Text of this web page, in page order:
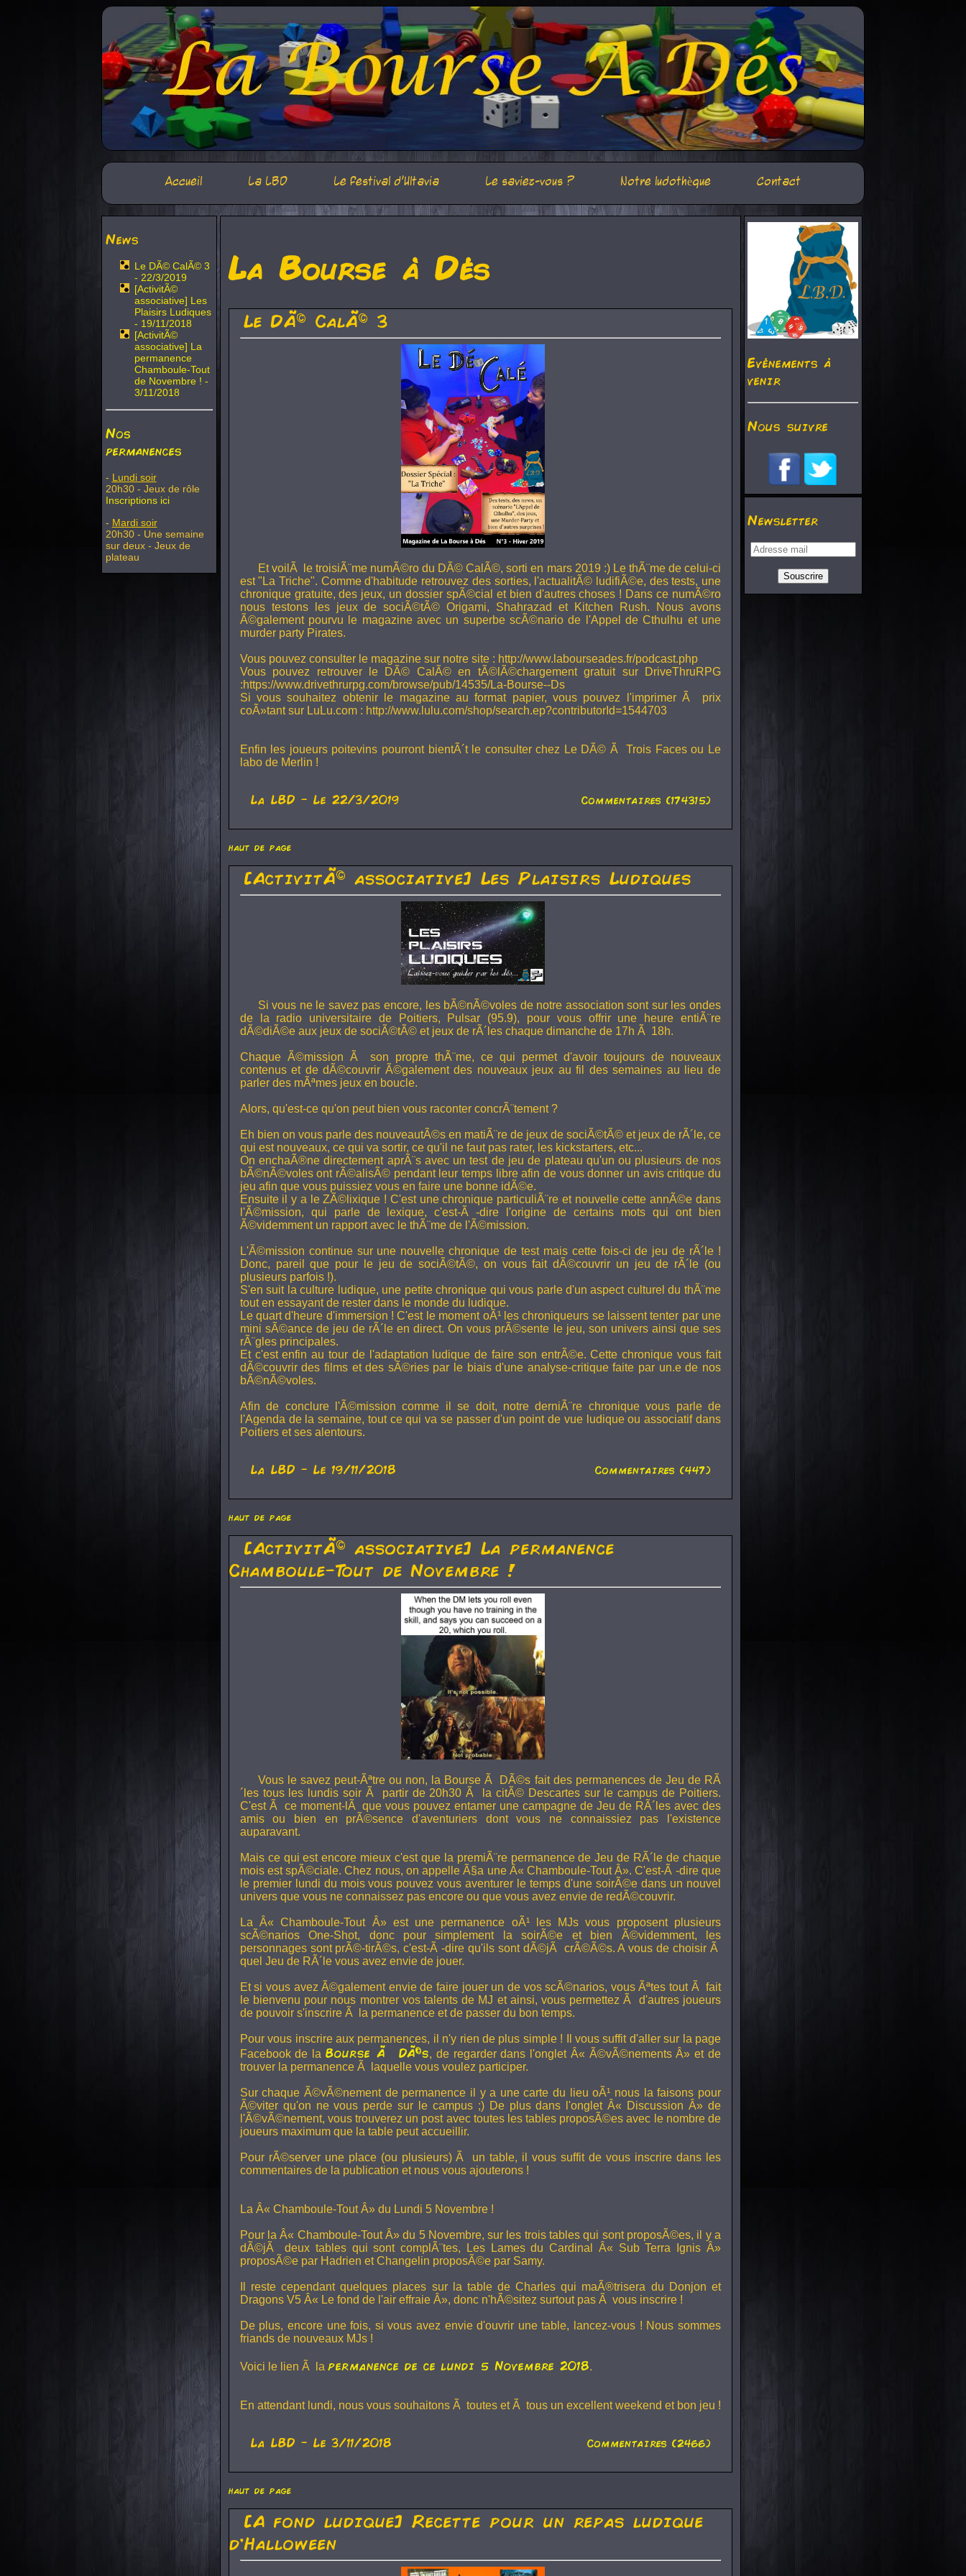
Accueil La LBD Le festival d'Ultavia Le saviez-vous ? Notre ludothèque Contact
News
Le DÃ© CalÃ© 3
- 22/3/2019
[ActivitÃ©
associative] Les
Plaisirs Ludiques
- 19/11/2018
[ActivitÃ©
associative] La
permanence
Chamboule-Tout
de Novembre ! -
3/11/2018
Nos
permanences
- Lundi soir
20h30 - Jeux de rôle
Inscriptions ici
- Mardi soir
20h30 - Une semaine
sur deux - Jeux de
plateau
La Bourse à Dés
Le DÃ© CalÃ© 3
Et voilÃ le troisiÃ¨me numÃ©ro du DÃ© CalÃ©, sorti en mars 2019 :) Le thÃ¨me de celui-ci
est "La Triche". Comme d'habitude retrouvez des sorties, l'actualitÃ© ludifiÃ©e, des tests, une
chronique gratuite, des jeux, un dossier spÃ©cial et bien d'autres choses ! Dans ce numÃ©ro
nous testons les jeux de sociÃ©tÃ© Origami, Shahrazad et Kitchen Rush. Nous avons
Ã©galement pourvu le magazine avec un superbe scÃ©nario de l'Appel de Cthulhu et une
murder party Pirates.
Vous pouvez consulter le magazine sur notre site : http://www.labourseades.fr/podcast.php
Vous pouvez retrouver le DÃ© CalÃ© en tÃ©lÃ©chargement gratuit sur DriveThruRPG
:https://www.drivethrurpg.com/browse/pub/14535/La-Bourse--Ds
Si vous souhaitez obtenir le magazine au format papier, vous pouvez l'imprimer Ã prix
coÃ»tant sur LuLu.com : http://www.lulu.com/shop/search.ep?contributorId=1544703
Enfin les joueurs poitevins pourront bientÃ´t le consulter chez Le DÃ© Ã Trois Faces ou Le
labo de Merlin !
La LBD - Le 22/3/2019 Commentaires (174315)
haut de page
[ActivitÃ© associative] Les Plaisirs Ludiques
Si vous ne le savez pas encore, les bÃ©nÃ©voles de notre association sont sur les ondes
de la radio universitaire de Poitiers, Pulsar (95.9), pour vous offrir une heure entiÃ¨re
dÃ©diÃ©e aux jeux de sociÃ©tÃ© et jeux de rÃ´les chaque dimanche de 17h Ã 18h.
Chaque Ã©mission Ã son propre thÃ¨me, ce qui permet d'avoir toujours de nouveaux
contenus et de dÃ©couvrir Ã©galement des nouveaux jeux au fil des semaines au lieu de
parler des mÃªmes jeux en boucle.
Alors, qu'est-ce qu'on peut bien vous raconter concrÃ¨tement ?
Eh bien on vous parle des nouveautÃ©s en matiÃ¨re de jeux de sociÃ©tÃ© et jeux de rÃ´le, ce
qui est nouveaux, ce qui va sortir, ce qu'il ne faut pas rater, les kickstarters, etc...
On enchaÃ®ne directement aprÃ¨s avec un test de jeu de plateau qu'un ou plusieurs de nos
bÃ©nÃ©voles ont rÃ©alisÃ© pendant leur temps libre afin de vous donner un avis critique du
jeu afin que vous puissiez vous en faire une bonne idÃ©e.
Ensuite il y a le ZÃ©lixique ! C'est une chronique particuliÃ¨re et nouvelle cette annÃ©e dans
l'Ã©mission, qui parle de lexique, c'est-Ã -dire l'origine de certains mots qui ont bien
Ã©videmment un rapport avec le thÃ¨me de l'Ã©mission.
L'Ã©mission continue sur une nouvelle chronique de test mais cette fois-ci de jeu de rÃ´le !
Donc, pareil que pour le jeu de sociÃ©tÃ©, on vous fait dÃ©couvrir un jeu de rÃ´le (ou
plusieurs parfois !).
S'en suit la culture ludique, une petite chronique qui vous parle d'un aspect culturel du thÃ¨me
tout en essayant de rester dans le monde du ludique.
Le quart d'heure d'immersion ! C'est le moment oÃ¹ les chroniqueurs se laissent tenter par une
mini sÃ©ance de jeu de rÃ´le en direct. On vous prÃ©sente le jeu, son univers ainsi que ses
rÃ¨gles principales.
Et c'est enfin au tour de l'adaptation ludique de faire son entrÃ©e. Cette chronique vous fait
dÃ©couvrir des films et des sÃ©ries par le biais d'une analyse-critique faite par un.e de nos
bÃ©nÃ©voles.
Afin de conclure l'Ã©mission comme il se doit, notre derniÃ¨re chronique vous parle de
l'Agenda de la semaine, tout ce qui va se passer d'un point de vue ludique ou associatif dans
Poitiers et ses alentours.
La LBD - Le 19/11/2018 Commentaires (447)
haut de page
[ActivitÃ© associative] La permanence
Chamboule-Tout de Novembre !
Vous le savez peut-Ãªtre ou non, la Bourse Ã DÃ©s fait des permanences de Jeu de RÃ
´les tous les lundis soir Ã partir de 20h30 Ã la citÃ© Descartes sur le campus de Poitiers.
C'est Ã ce moment-lÃ que vous pouvez entamer une campagne de Jeu de RÃ´les avec des
amis ou bien en prÃ©sence d'aventuriers dont vous ne connaissiez pas l'existence
auparavant.
Mais ce qui est encore mieux c'est que la premiÃ¨re permanence de Jeu de RÃ´le de chaque
mois est spÃ©ciale. Chez nous, on appelle Ã§a une Â« Chamboule-Tout Â». C'est-Ã -dire que
le premier lundi du mois vous pouvez vous aventurer le temps d'une soirÃ©e dans un nouvel
univers que vous ne connaissez pas encore ou que vous avez envie de redÃ©couvrir.
La Â« Chamboule-Tout Â» est une permanence oÃ¹ les MJs vous proposent plusieurs
scÃ©narios One-Shot, donc pour simplement la soirÃ©e et bien Ã©videmment, les
personnages sont prÃ©-tirÃ©s, c'est-Ã -dire qu'ils sont dÃ©jÃ crÃ©Ã©s. A vous de choisir Ã
quel Jeu de RÃ´le vous avez envie de jouer.
Et si vous avez Ã©galement envie de faire jouer un de vos scÃ©narios, vous Ãªtes tout Ã fait
le bienvenu pour nous montrer vos talents de MJ et ainsi, vous permettez Ã d'autres joueurs
de pouvoir s'inscrire Ã la permanence et de passer du bon temps.
Pour vous inscrire aux permanences, il n'y rien de plus simple ! Il vous suffit d'aller sur la page
Facebook de la Bourse Ã DÃ©s, de regarder dans l'onglet Â« Ã©vÃ©nements Â» et de
trouver la permanence Ã laquelle vous voulez participer.
Sur chaque Ã©vÃ©nement de permanence il y a une carte du lieu oÃ¹ nous la faisons pour
Ã©viter qu'on ne vous perde sur le campus ;) De plus dans l'onglet Â« Discussion Â» de
l'Ã©vÃ©nement, vous trouverez un post avec toutes les tables proposÃ©es avec le nombre de
joueurs maximum que la table peut accueillir.
Pour rÃ©server une place (ou plusieurs) Ã un table, il vous suffit de vous inscrire dans les
commentaires de la publication et nous vous ajouterons !
La Â« Chamboule-Tout Â» du Lundi 5 Novembre !
Pour la Â« Chamboule-Tout Â» du 5 Novembre, sur les trois tables qui sont proposÃ©es, il y a
dÃ©jÃ deux tables qui sont complÃ¨tes,
Les Lames du Cardinal
Â« Sub Terra Ignis Â»
proposÃ©e par Hadrien etChangelin proposÃ©e par Samy.
Il reste cependant quelques places sur la table de Charles qui maÃ®trisera du Donjon et
Dragons V5Â« Le fond de l'air effraie Â», donc n'hÃ©sitez surtout pas Ã vous inscrire !
De plus, encore une fois, si vous avez envie d'ouvrir une table, lancez-vous ! Nous sommes
friands de nouveaux MJs !
Voici le lien Ã la permanence de ce lundi 5 Novembre 2018.
En attendant lundi, nous vous souhaitons Ã toutes et Ã tous un excellent weekend et bon jeu !
La LBD - Le 3/11/2018 Commentaires (2466)
haut de page
[A fond ludique] Recette pour un repas ludique
d'Halloween
Evénements à
venir
Nous suivre
Newsletter